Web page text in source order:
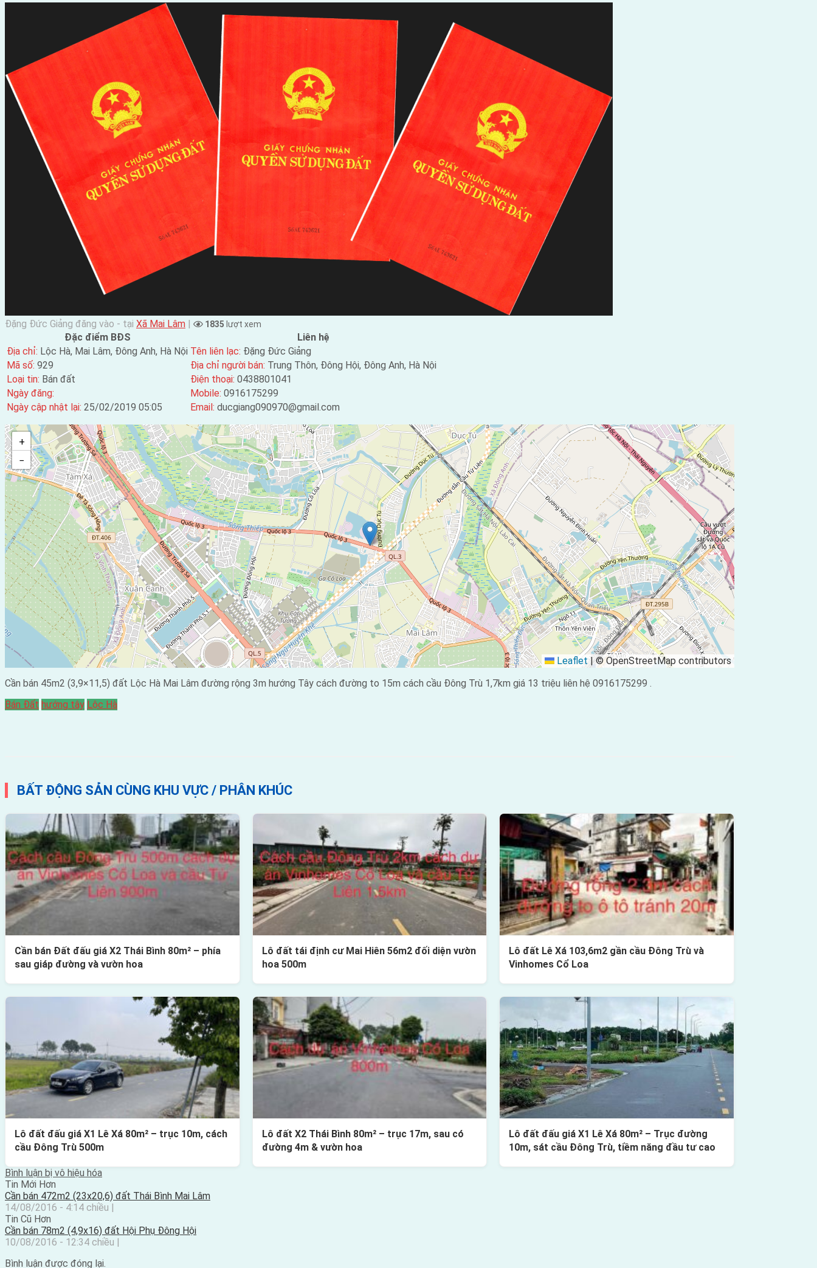
Đặng Đức Giảng đăng vào - tại Xã Mai Lâm | 1835 lượt xem
Đặc điểm BĐS
Liên hệ
Địa chỉ: Lộc Hà, Mai Lâm, Đông Anh, Hà Nội Tên liên lạc: Đặng Đức Giảng
Mã số: 929 Địa chỉ người bán: Trung Thôn, Đông Hội, Đông Anh, Hà Nội
Loại tin: Bán đất Điện thoại: 0438801041
Ngày đăng:
Mobile: 0916175299
Ngày cập nhật lại: 25/02/2019 05:05 Email: ducgiang090970@gmail.com
+
−
Leaflet |© OpenStreetMap contributors
Cần bán 45m2 (3,9×11,5) đất Lộc Hà Mai Lâm đường rộng 3m hướng Tây cách đường to 15m cách cầu Đông Trù 1,7km giá 13 triệu liên hệ 0916175299 .
Bán Đất hướng tây Lộc Hà
BẤT ĐỘNG SẢN CÙNG KHU VỰC / PHÂN KHÚC
Cần bán Đất đấu giá X2 Thái Bình 80m² – phía
sau giáp đường và vườn hoa
Lô đất tái định cư Mai Hiên 56m2 đối diện vườn
hoa 500m
Lô đất Lê Xá 103,6m2 gần cầu Đông Trù và
Vinhomes Cổ Loa
Lô đất đấu giá X1 Lê Xá 80m² – trục 10m, cách
cầu Đông Trù 500m
Lô đất X2 Thái Bình 80m² – trục 17m, sau có
đường 4m & vườn hoa
Lô đất đấu giá X1 Lê Xá 80m² – Trục đường
10m, sát cầu Đông Trù, tiềm năng đầu tư cao
Bình luận bị vô hiệu hóa
Tin Mới Hơn
Cần bán 472m2 (23x20,6) đất Thái Bình Mai Lâm
14/08/2016 - 4:14 chiều |
Tin Cũ Hơn
Cần bán 78m2 (4,9x16) đất Hội Phụ Đông Hội
10/08/2016 - 12:34 chiều |
Bình luận được đóng lại.